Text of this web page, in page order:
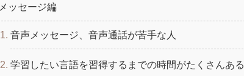
メッセージ編
音声メッセージ、音声通話が苦手な人
学習したい言語を習得するまでの時間がたくさんある